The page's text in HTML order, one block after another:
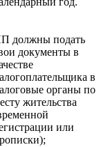
должны подать
документы в
в
органы по
жительства
или